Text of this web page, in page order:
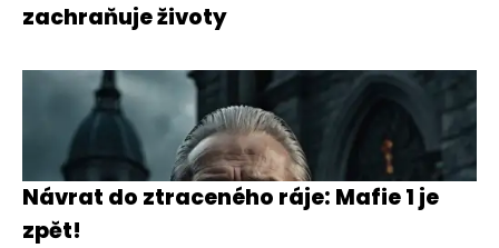
zachraňuje životy
Návrat do ztraceného ráje: Mafie 1 je
zpět!